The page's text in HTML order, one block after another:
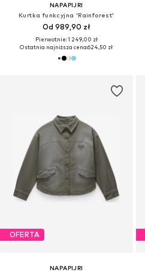
NAPAPIJRI
Kurtka funkcyjna 'Rainforest'
Od 989,90 zł
Pierwotnie: 1 249,00 zł
Ostatnia najniższa cena:624,50 zł
OFERTA
NAPAPIJRI